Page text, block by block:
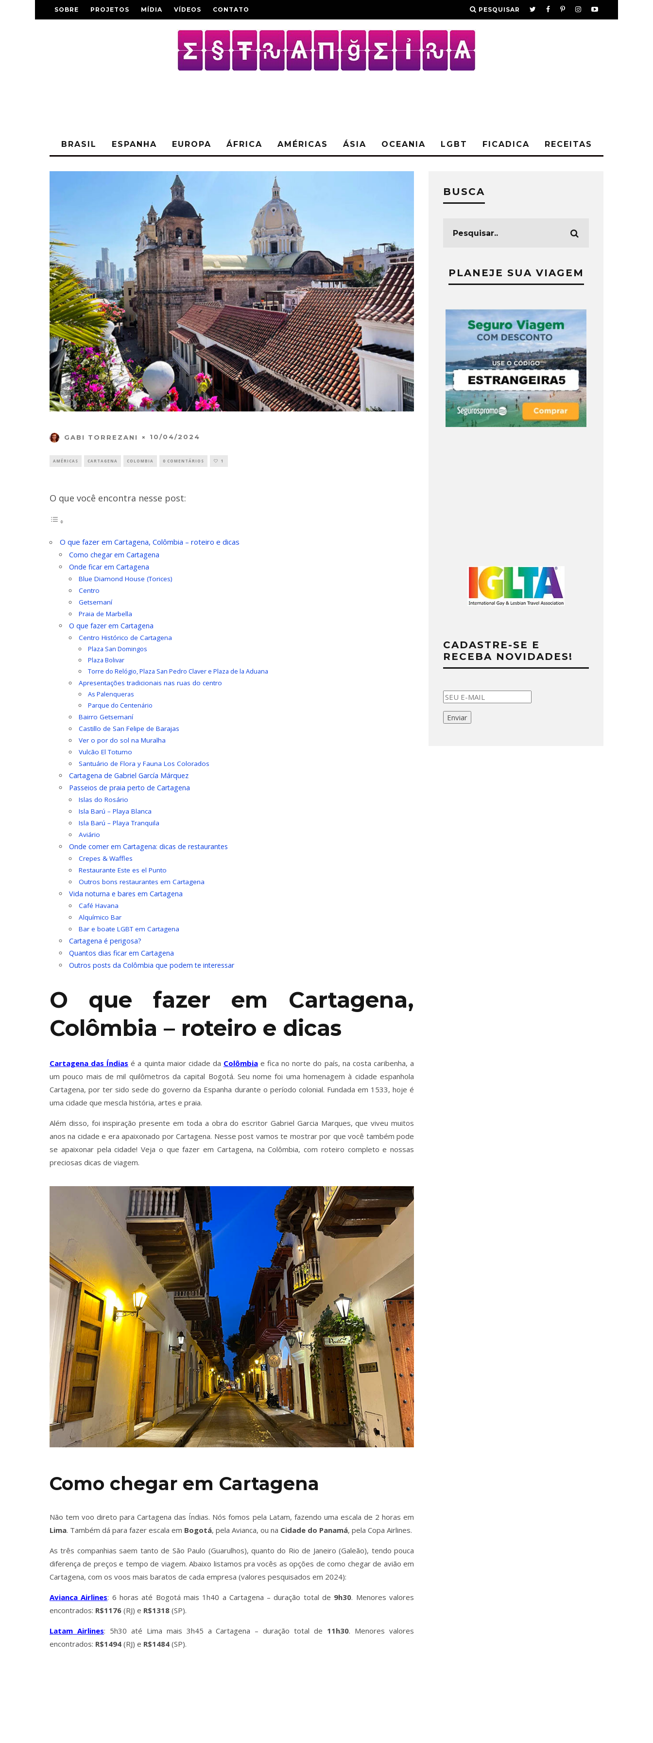
SOBRE PROJETOS MÍDIA VÍDEOS CONTATO PESQUISAR
BRASIL ESPANHA EUROPA ÁFRICA AMÉRICAS ÁSIA OCEANIA LGBT FICADICA RECEITAS
GABI TORREZANI 10/04/2024
AMÉRICAS CARTAGENA COLOMBIA 0 COMENTÁRIOS 1
O que você encontra nesse post:
O que fazer em Cartagena, Colômbia – roteiro e dicas
Como chegar em Cartagena
Onde ficar em Cartagena
Blue Diamond House (Torices)
Centro
Getsemaní
Praia de Marbella
O que fazer em Cartagena
Centro Histórico de Cartagena
Plaza San Domingos
Plaza Bolivar
Torre do Relógio, Plaza San Pedro Claver e Plaza de la Aduana
Apresentações tradicionais nas ruas do centro
As Palenqueras
Parque do Centenário
Bairro Getsemaní
Castillo de San Felipe de Barajas
Ver o por do sol na Muralha
Vulcão El Totumo
Santuário de Flora y Fauna Los Colorados
Cartagena de Gabriel García Márquez
Passeios de praia perto de Cartagena
Islas do Rosário
Isla Barú – Playa Blanca
Isla Barú – Playa Tranquila
Aviário
Onde comer em Cartagena: dicas de restaurantes
Crepes & Waffles
Restaurante Este es el Punto
Outros bons restaurantes em Cartagena
Vida noturna e bares em Cartagena
Café Havana
Alquímico Bar
Bar e boate LGBT em Cartagena
Cartagena é perigosa?
Quantos dias ficar em Cartagena
Outros posts da Colômbia que podem te interessar
O que fazer em Cartagena,
Colômbia – roteiro e dicas
Cartagena das Índias é a quinta maior cidade da Colômbiae fica no norte do país, na costa caribenha, a
um pouco mais de mil quilômetros da capital Bogotá. Seu nome foi uma homenagem à cidade espanhola
Cartagena, por ter sido sede do governo da Espanha durante o período colonial. Fundada em 1533, hoje é
uma cidade que mescla história, artes e praia.
Além disso, foi inspiração presente em toda a obra do escritor Gabriel Garcia Marques, que viveu muitos
anos na cidade e era apaixonado por Cartagena. Nesse post vamos te mostrar por que você também pode
se apaixonar pela cidade! Veja o que fazer em Cartagena, na Colômbia, com roteiro completo e nossas
preciosas dicas de viagem.
Como chegar em Cartagena
Não tem voo direto para Cartagena das Índias. Nós fomos pela Latam, fazendo uma escala de 2 horas em
Lima. Também dá para fazer escala em Bogotá, pela Avianca, ou na Cidade do Panamá, pela Copa Airlines.
As três companhias saem tanto de São Paulo (Guarulhos), quanto do Rio de Janeiro (Galeão), tendo pouca
diferença de preços e tempo de viagem. Abaixo listamos pra vocês as opções de como chegar de avião em
Cartagena, com os voos mais baratos de cada empresa (valores pesquisados em 2024):
Avianca Airlines: 6 horas até Bogotá mais 1h40 a Cartagena – duração total de 9h30. Menores valores
encontrados: R$1176 (RJ) e R$1318 (SP).
Latam Airlines: 5h30 até Lima mais 3h45 a Cartagena – duração total de 11h30. Menores valores
encontrados: R$1494 (RJ) e R$1484 (SP).
BUSCA
PLANEJE SUA VIAGEM
CADASTRE-SE E
RECEBA NOVIDADES!